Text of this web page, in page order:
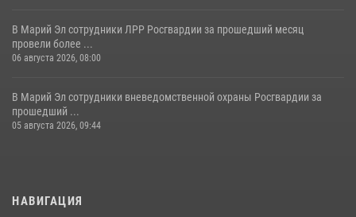
В Марий Эл сотрудники ЛРР Росгвардии за прошедший месяц
провели более ...
06 августа 2026, 08:00
В Марий Эл сотрудники вневедомственной охраны Росгвардии за
прошедший ...
05 августа 2026, 09:44
НАВИГАЦИЯ